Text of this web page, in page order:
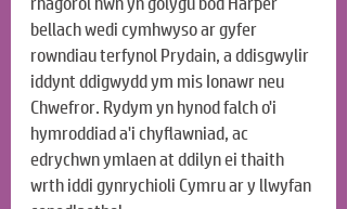
bellach wedi cymhwyso ar gyfer
rowndiau terfynol Prydain, a ddisgwylir
iddynt ddigwydd ym mis Ionawr neu
Chwefror. Rydym yn hynod falch o'i
hymroddiad a'i chyflawniad, ac
edrychwn ymlaen at ddilyn ei thaith
wrth iddi gynrychioli Cymru ar y llwyfan